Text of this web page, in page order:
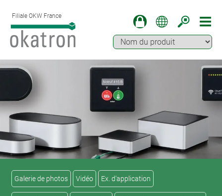
Filiale OKW France
Galerie de photos Vidéo Ex. d'application